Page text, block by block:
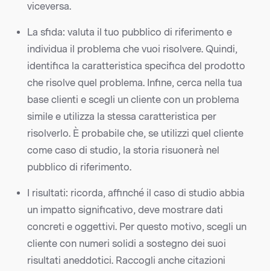
viceversa.
La sfida: valuta il tuo pubblico di riferimento e
individua il problema che vuoi risolvere. Quindi,
identifica la caratteristica specifica del prodotto
che risolve quel problema. Infine, cerca nella tua
base clienti e scegli un cliente con un problema
simile e utilizza la stessa caratteristica per
risolverlo. È probabile che, se utilizzi quel cliente
come caso di studio, la storia risuonerà nel
pubblico di riferimento.
I risultati: ricorda, affinché il caso di studio abbia
un impatto significativo, deve mostrare dati
concreti e oggettivi. Per questo motivo, scegli un
cliente con numeri solidi a sostegno dei suoi
risultati aneddotici. Raccogli anche citazioni